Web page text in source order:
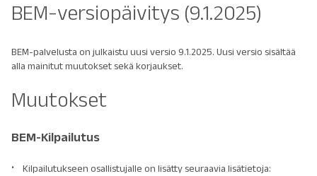
BEM-versiopäivitys (9.1.2025)
BEM-palvelusta on julkaistu uusi versio 9.1.2025. Uusi versio sisältää
alla mainitut muutokset sekä korjaukset.
Muutokset
BEM-Kilpailutus
Kilpailutukseen osallistujalle on lisätty seuraavia lisätietoja: